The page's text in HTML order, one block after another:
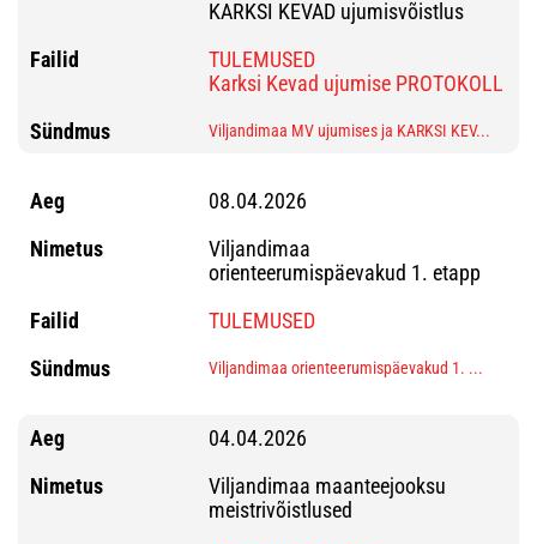
KARKSI KEVAD ujumisvõistlus
TULEMUSED
Karksi Kevad ujumise PROTOKOLL
Viljandimaa MV ujumises ja KARKSI KEV...
08.04.2026
Viljandimaa
orienteerumispäevakud 1. etapp
TULEMUSED
Viljandimaa orienteerumispäevakud 1. ...
04.04.2026
Viljandimaa maanteejooksu
meistrivõistlused